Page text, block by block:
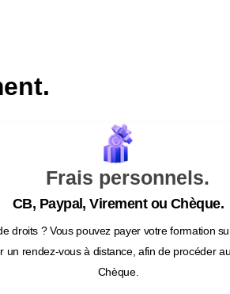
Frais personnels.
CB, Paypal, Virement ou Chèque.
droits ? Vous pouvez payer votre formation
rendez-vous à distance, afin de procéder
Chèque.